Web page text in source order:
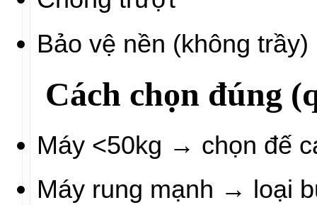
Bảo vệ nền (không trầy)
Cách chọn đúng
Máy <50kg → chọn đế
Máy rung mạnh → loại